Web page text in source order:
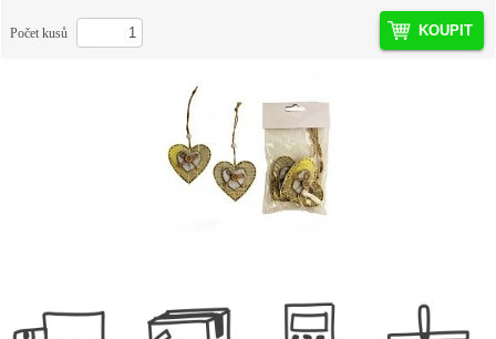
KOUPIT
Počet kusů